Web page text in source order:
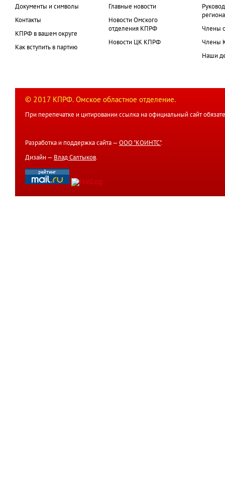
Документы и символы
Контакты
КПРФ в вашем округе
Как вступить в партию
Главные новости
Новости Омского
отделения КПРФ
Новости ЦК КПРФ
Члены
Члены
Наши
© 2017 КПРФ. Омское областное отделение.
При перепечатке и цитировании ссылка на официальный сайт
Разработка и поддержка сайта — ООО "КОИНТС".
Дизайн — Влад Салтыков.